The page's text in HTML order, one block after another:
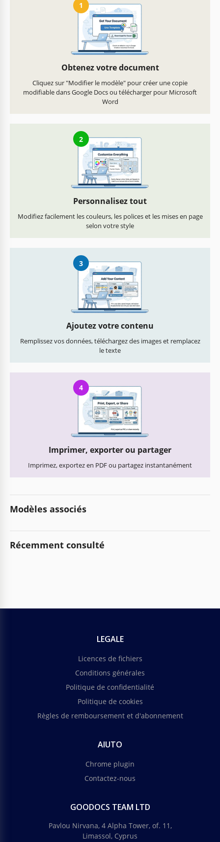
1
Obtenez votre document
Cliquez sur "Modifier le modèle" pour créer une copie
modifiable dans Google Docs ou télécharger pour Microsoft
Word
2
Personnalisez tout
Modifiez facilement les couleurs, les polices et les mises en page
selon votre style
3
Ajoutez votre contenu
Remplissez vos données, téléchargez des images et remplacez
le texte
4
Imprimer, exporter ou partager
Imprimez, exportez en PDF ou partagez instantanément
Modèles associés
Récemment consulté
LEGALE
Licences de fichiers
Conditions générales
Politique de confidentialité
Politique de cookies
Règles de remboursement et d'abonnement
AIUTO
Chrome plugin
Contactez-nous
GOODOCS TEAM LTD
Pavlou Nirvana, 4 Alpha Tower, of. 11,
Limassol, Cyprus